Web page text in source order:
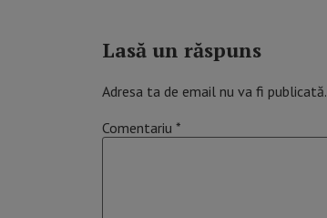
Lasă un răspuns
Adresa ta de email nu va fi publicată.
Comentariu *